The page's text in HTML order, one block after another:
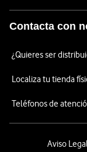
Contacta con
¿Quieres ser
Localiza tu tienda
Teléfonos de
Aviso